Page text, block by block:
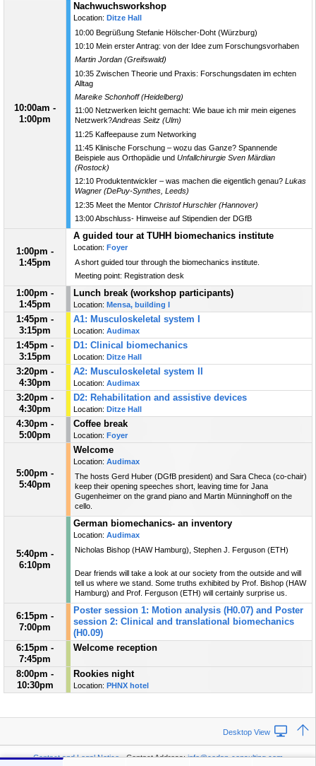
10:00am -
1:00pm
Nachwuchsworkshop
Location: Ditze Hall
10:00 Begrüßung Stefanie Hölscher-Doht (Würzburg)
10:10 Mein erster Antrag: von der Idee zum Forschungsvorhaben
Martin Jordan (Greifswald)
10:35 Zwischen Theorie und Praxis: Forschungsdaten im echten
Alltag
Mareike Schonhoff (Heidelberg)
11:00 Netzwerken leicht gemacht: Wie baue ich mir mein eigenes
Netzwerk?Andreas Seitz (Ulm)
11:25 Kaffeepause zum Networking
11:45 Klinische Forschung – wozu das Ganze? Spannende
Beispiele aus Orthopädie und Unfallchirurgie Sven Märdian
(Rostock)
12:10 Produktentwickler – was machen die eigentlich genau? Lukas
Wagner (DePuy-Synthes, Leeds)
12:35 Meet the Mentor Christof Hurschler (Hannover)
13:00 Abschluss- Hinweise auf Stipendien der DGfB
1:00pm -
1:45pm
A guided tour at TUHH biomechanics institute
Location: Foyer
A short guided tour through the biomechanics institute.
Meeting point: Registration desk
1:00pm -
1:45pm
Lunch break (workshop participants)
Location: Mensa, building I
1:45pm -
3:15pm
A1: Musculoskeletal system I
Location: Audimax
1:45pm -
3:15pm
D1: Clinical biomechanics
Location: Ditze Hall
3:20pm -
4:30pm
A2: Musculoskeletal system II
Location: Audimax
3:20pm -
4:30pm
D2: Rehabilitation and assistive devices
Location: Ditze Hall
4:30pm -
5:00pm
Coffee break
Location: Foyer
5:00pm -
5:40pm
Welcome
Location: Audimax
The hosts Gerd Huber (DGfB president) and Sara Checa (co-chair)
keep their opening speeches short, leaving time for Jana
Gugenheimer on the grand piano and Martin Münninghoff on the
cello.
5:40pm -
6:10pm
German biomechanics- an inventory
Location: Audimax
Nicholas Bishop (HAW Hamburg), Stephen J. Ferguson (ETH)
Dear friends will take a look at our society from the outside and will
tell us where we stand. Some truths exhibited by Prof. Bishop (HAW
Hamburg) and Prof. Ferguson (ETH) will certainly surprise us.
6:15pm -
7:00pm
Poster session 1: Motion analysis (H0.07) and Poster
session 2: Clinical and translational biomechanics
(H0.09)
6:15pm -
7:45pm
Welcome reception
8:00pm -
10:30pm
Rookies night
Location: PHNX hotel
Desktop View
Contact and Legal Notice· Contact Address:info@codan-consulting.com